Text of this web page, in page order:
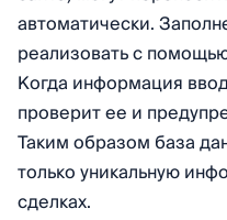
автоматически.
реализовать с
Когда информация
проверит ее и
Таким образом база
только уникальную
сделках.